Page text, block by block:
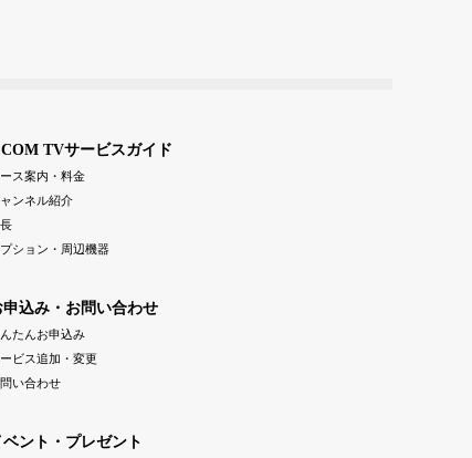
TVサービスガイド
ース案内・料金
ンネル紹介
ション・周辺機器
申込み・お問い合わせ
たんお申込み
ビス追加・変更
い合わせ
ベント・プレゼント